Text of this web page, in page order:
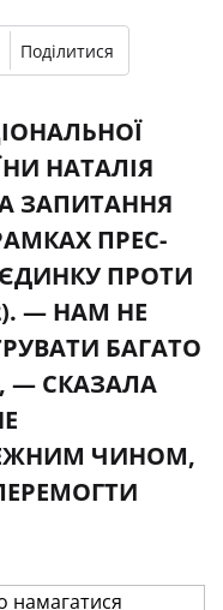
Поділитися
НАТАЛІЯ
ЗАПИТАННЯ
ПРЕС-
ПРОТИ
— НАМ НЕ
БАГАТО
— СКАЗАЛА
ЧИНОМ,